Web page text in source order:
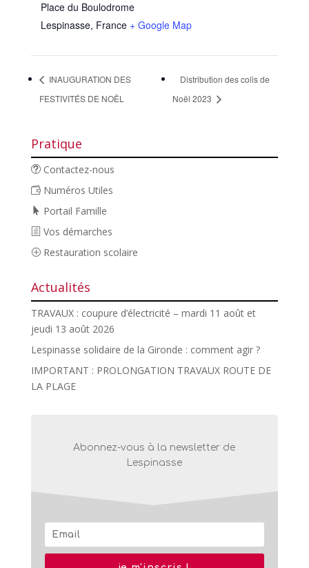
Place du Boulodrome
Lespinasse, France + Google Map
INAUGURATION DES
FESTIVITÉS DE NOËL
Distribution des colis de
Noël 2023
Pratique
Contactez-nous
Numéros Utiles
Portail Famille
Vos démarches
Restauration scolaire
Actualités
TRAVAUX : coupure d’électricité – mardi 11 août et
jeudi 13 août 2026
Lespinasse solidaire de la Gironde : comment agir ?
IMPORTANT : PROLONGATION TRAVAUX ROUTE DE
LA PLAGE
Abonnez-vous à la newsletter de
Lespinasse